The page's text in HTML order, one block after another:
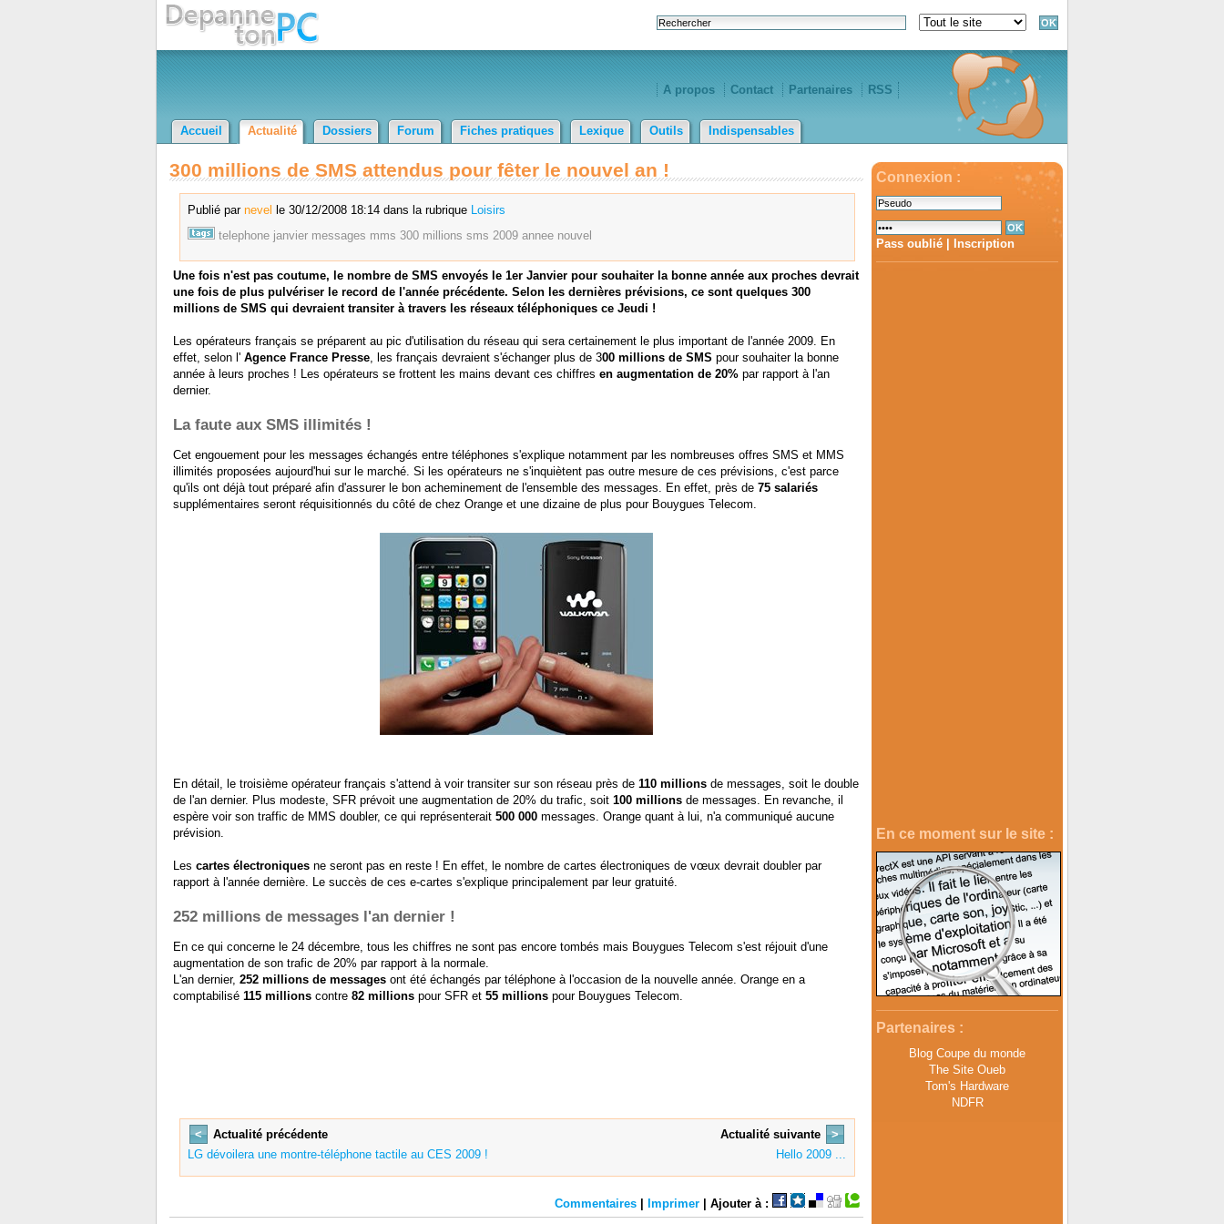
A propos Contact Partenaires RSS
Accueil Actualité Dossiers Forum Fiches pratiques Lexique Outils Indispensables
Connexion :
Pass oublié Inscription
En ce moment sur le site :
Partenaires :
Blog Coupe du monde
The Site Oueb
Tom's Hardware
NDFR
300 millions de SMS attendus pour fêter le nouvel an !
Publié par nevel le 30/12/2008 18:14 dans la rubrique Loisirs
telephone janvier messages mms 300 millions sms 2009 annee nouvel
Une fois n'est pas coutume, le nombre de SMS envoyés le 1er Janvier pour souhaiter la bonne année aux proches devrait
une fois de plus pulvériser le record de l'année précédente. Selon les dernières prévisions, ce sont quelques 300
millions de SMS qui devraient transiter à travers les réseaux téléphoniques ce Jeudi !
Les opérateurs français se préparent au pic d'utilisation du réseau qui sera certainement le plus important de l'année 2009. En
effet, selon l' Agence France Presse, les français devraient s'échanger plus de 300 millions de SMS pour souhaiter la bonne
année à leurs proches ! Les opérateurs se frottent les mains devant ces chiffres en augmentation de 20%par rapport à l'an
dernier.
La faute aux SMS illimités !
Cet engouement pour les messages échangés entre téléphones s'explique notamment par les nombreuses offres SMS et MMS
illimités proposées aujourd'hui sur le marché. Si les opérateurs ne s'inquiètent pas outre mesure de ces prévisions, c'est parce
qu'ils ont déjà tout préparé afin d'assurer le bon acheminement de l'ensemble des messages. En effet, près de 75 salariés
supplémentaires seront réquisitionnés du côté de chez Orange et une dizaine de plus pour Bouygues Telecom.
En détail, le troisième opérateur français s'attend à voir transiter sur son réseau près de 110 millionsde messages, soit le double
de l'an dernier. Plus modeste, SFR prévoit une augmentation de 20% du trafic, soit 100 millionsde messages. En revanche, il
espère voir son traffic de MMS doubler, ce qui représenterait 500 000messages. Orange quant à lui, n'a communiqué aucune
prévision.
Les cartes électroniquesne seront pas en reste ! En effet, le nombre de cartes électroniques de vœux devrait doubler par
rapport à l'année dernière. Le succès de ces e-cartes s'explique principalement par leur gratuité.
252 millions de messages l'an dernier !
En ce qui concerne le 24 décembre, tous les chiffres ne sont pas encore tombés mais Bouygues Telecom s'est réjouit d'une
augmentation de son trafic de 20% par rapport à la normale.
L'an dernier, 252 millions de messagesont été échangés par téléphone à l'occasion de la nouvelle année. Orange en a
comptabilisé 115 millionscontre 82 millionspour SFR et 55 millionspour Bouygues Telecom.
<
Actualité précédente
LG dévoilera une montre-téléphone tactile au CES 2009 !
Actualité suivante
>
Hello 2009 ...
Commentaires |Imprimer | Ajouter à :